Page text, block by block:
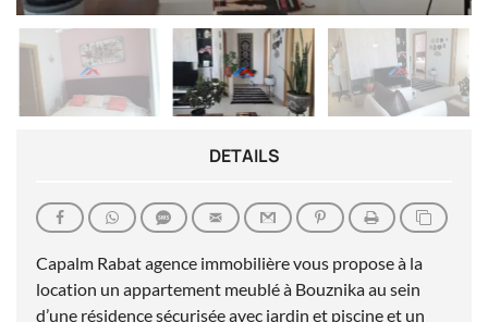
DETAILS
Capalm Rabat agence immobilière vous propose à la
location un appartement meublé à Bouznika au sein
d’une résidence sécurisée avec jardin et piscine et un